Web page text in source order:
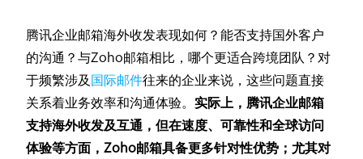
腾讯企业邮箱海外收发表现如何？能否支持国外客户
的沟通？与Zoho邮箱相比，哪个更适合跨境团队？对
于频繁涉及 国际邮件往来的企业来说，这些问题直接
关系着业务效率和沟通体验。实际上，腾讯企业邮箱
支持海外收发及互通，但在速度、可靠性和全球访问
体验等方面，Zoho邮箱具备更多针对性优势；尤其对